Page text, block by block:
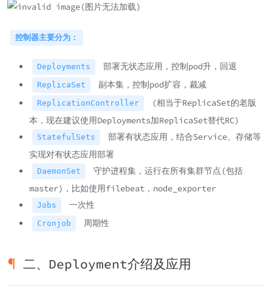
控制器主要分为：
Deployments 部署无状态应用，控制pod升，回退
ReplicaSet 副本集，控制pod扩容，裁减
ReplicationController
(相当于ReplicaSet的老版
本，现在建议使用Deployments加ReplicaSet替代RC)
StatefulSets
部署有状态应用，结合Service、存储等
实现对有状态应用部署
DaemonSet
守护进程集，运行在所有集群节点(包括
master)，比如使用filebeat，node_exporter
Jobs 一次性
Cronjob 周期性
二、Deployment介绍及应用